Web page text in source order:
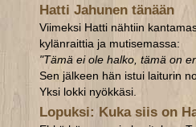
Hatti Jahunen tänään
Viimeksi Hatti nähtiin
kylänraittia ja mutisemassa:
"Tämä ei ole halko, tämä on
Sen jälkeen hän istui laiturin
Yksi lokki nyökkäsi.
Lopuksi: Kuka siis on